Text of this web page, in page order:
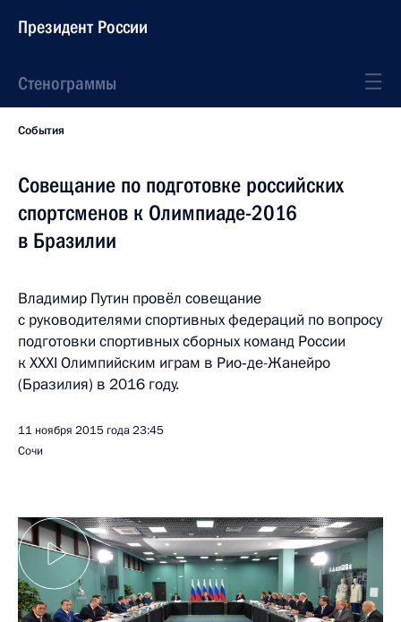
Президент России
Стенограммы
События
Совещание по подготовке российских
спортсменов к Олимпиаде-2016
в Бразилии
Владимир Путин провёл совещание
с руководителями спортивных федераций по вопросу
подготовки спортивных сборных команд России
к XXXI Олимпийским играм в Рио‑де-Жанейро
(Бразилия) в 2016 году.
11 ноября 2015 года23:45
Сочи